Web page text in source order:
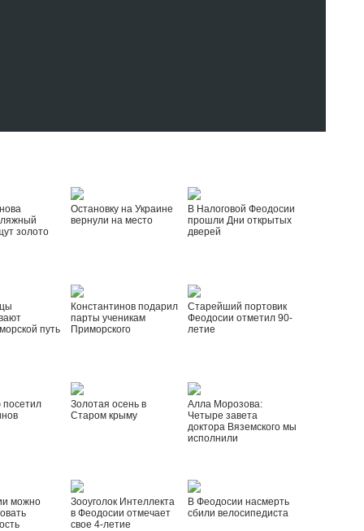
золото
Остановку на Украине
вернули на место
В Налоговой Феодосии
прошли Дни открытых
дверей
путь
Константинов подарил
парты ученикам
Приморского
Старейший портовик
Феодосии отметил 90-
летие
Золотая осень в
Старом крыму
Алла Морозова:
Четыре завета
доктора Вяземского мы
исполнили
можно
Зооуголок Интеллекта
в Феодосии отмечает
свое 4-летие
В Феодосии насмерть
сбили велосипедиста